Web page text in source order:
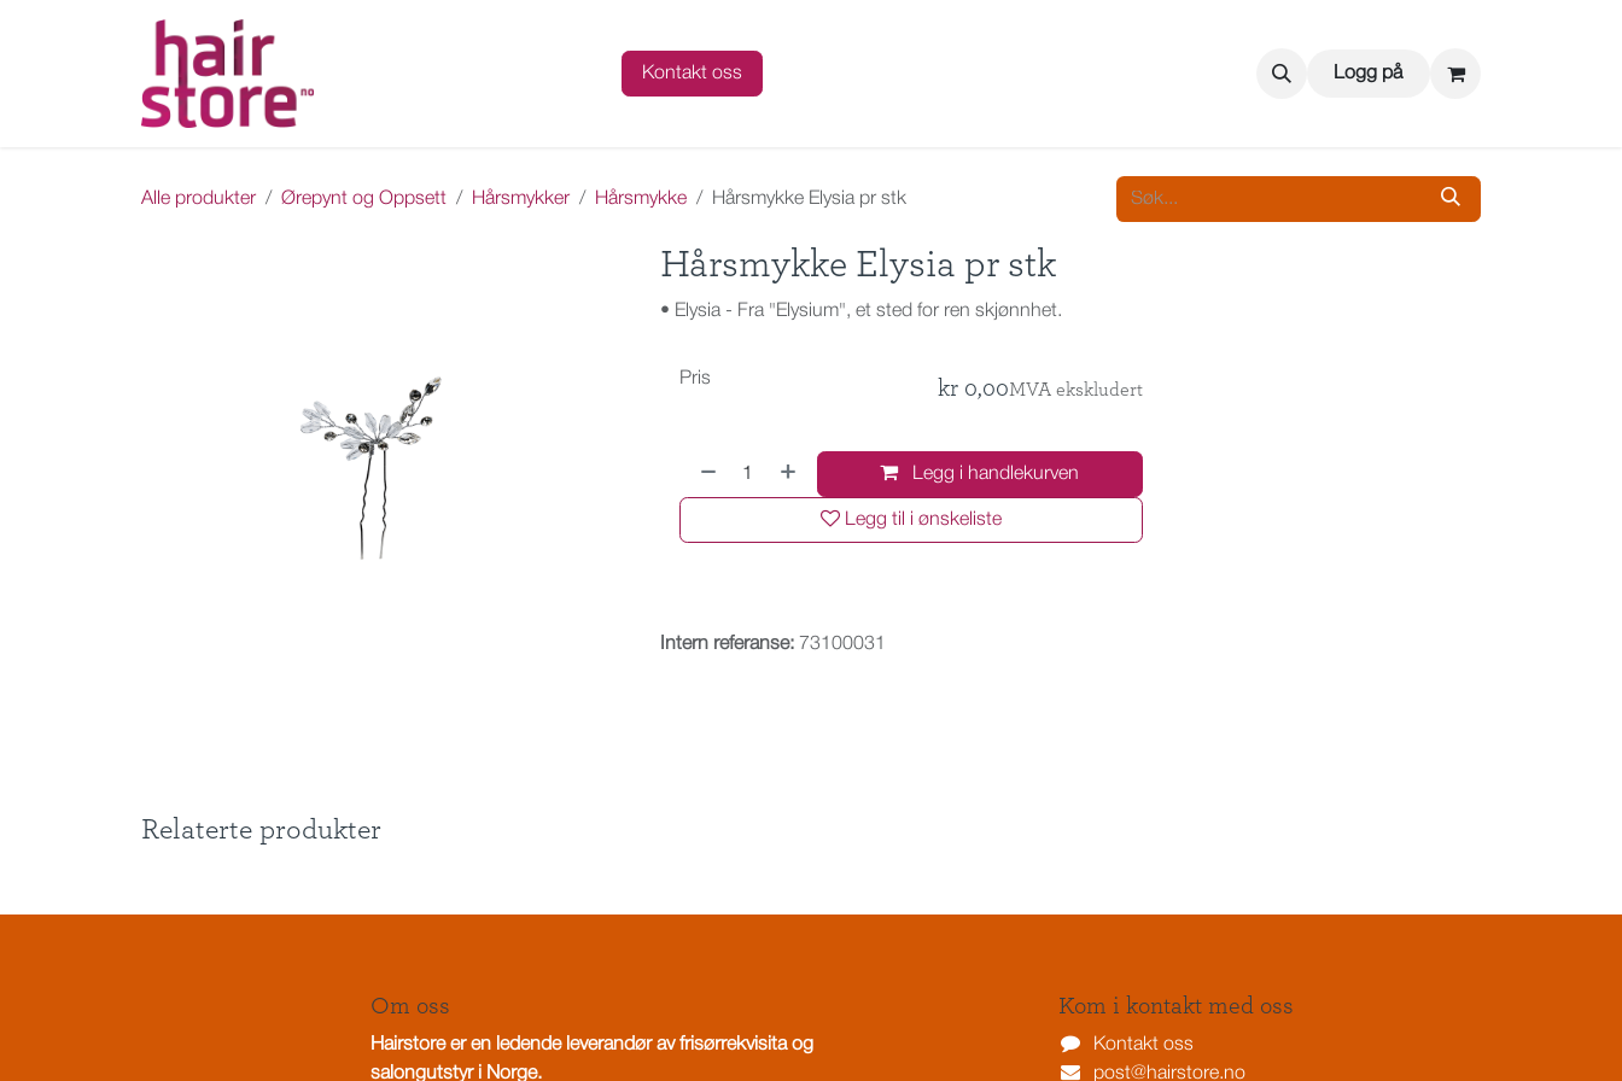
Kontakt oss Logg på
Alle produkter Ørepynt og Oppsett Hårsmykker Hårsmykke Hårsmykke Elysia pr stk
Hårsmykke Elysia pr stk
• Elysia - Fra "Elysium", et sted for ren skjønnhet.
Legg i handlekurven
Legg til i ønskeliste
Pris kr 0,00MVA ekskludert
Intern referanse: 73100031
Relaterte produkter
Om oss
Hairstore er en ledende leverandør av frisørrekvisita og
salongutstyr i Norge.
Kom i kontakt med oss
Kontakt oss
post@hairstore.no